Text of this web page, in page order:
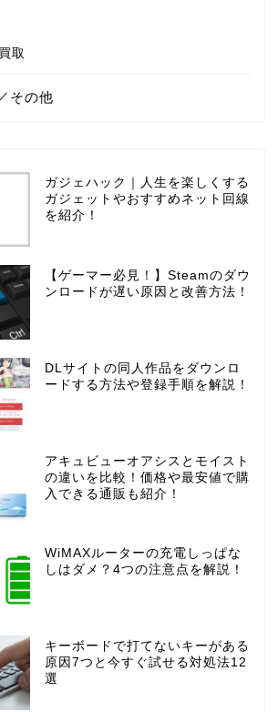
取
その他
ガジェハック｜人生を楽しくする
ガジェットやおすすめネット回線
を紹介！
【ゲーマー必見！】Steamのダウ
ンロードが遅い原因と改善方法！
DLサイトの同人作品をダウンロ
ードする方法や登録手順を解説！
アキュビューオアシスとモイスト
の違いを比較！価格や最安値で購
入できる通販も紹介！
WiMAXルーターの充電しっぱな
しはダメ？4つの注意点を解説！
キーボードで打てないキーがある
原因7つと今すぐ試せる対処法12
選